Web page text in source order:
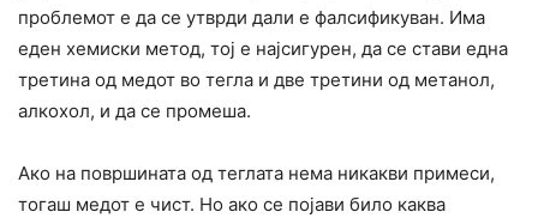
проблемот е да се утврди дали е фалсификуван. Има
еден хемиски метод, тој е најсигурен, да се стави една
третина од медот во тегла и две третини од метанол,
алкохол, и да се промеша.
Ако на површината од теглата нема никакви примеси,
тогаш медот е чист. Но ако се појави било каква